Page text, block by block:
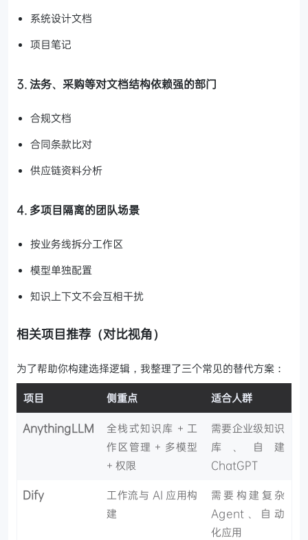
系统设计文档
项目笔记
3. 法务、采购等对文档结构依赖强的部门
合规文档
合同条款比对
供应链资料分析
4. 多项目隔离的团队场景
按业务线拆分工作区
模型单独配置
知识上下文不会互相干扰
相关项目推荐（对比视角）
为了帮助你构建选择逻辑，我整理了三个常见的替代方案：
项目 侧重点 适合人群
AnythingLLM
全栈式知识库 + 工
作区管理 + 多模型
+ 权限
需要企业级知识
库、自建
ChatGPT
Dify
工作流与 AI 应用构
建
需要构建复杂
Agent、自动
化应用